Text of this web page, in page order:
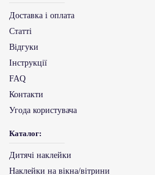
Доставка і оплата
Статті
Відгуки
Інструкції
FAQ
Контакти
Угода користувача
Каталог:
Дитячі наклейки
Наклейки на вікна/вітрини